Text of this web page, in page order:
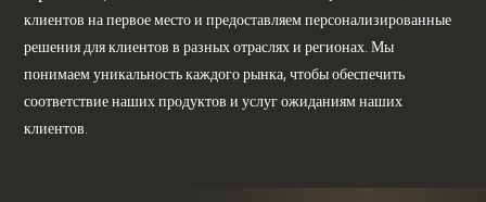
клиентов на первое место и предоставляем персонализированные
решения для клиентов в разных отраслях и регионах. Мы
понимаем уникальность каждого рынка, чтобы обеспечить
соответствие наших продуктов и услуг ожиданиям наших
клиентов.